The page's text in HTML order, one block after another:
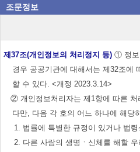
조문정보
제37조(개인정보의 처리정지 등) ① 정보
경우 공공기관에 대해서는 제32조에
할 수 있다. <개정 2023.3.14>
② 개인정보처리자는 제1항에 따른 처
다만, 다음 각 호의 어느 하나에 해당
1. 법률에 특별한 규정이 있거나 법
2. 다른 사람의 생명ㆍ신체를 해할